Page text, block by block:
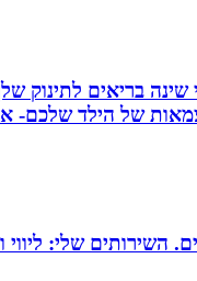
שינה בריאים
של הילד שלכם-
השירותים שלי: